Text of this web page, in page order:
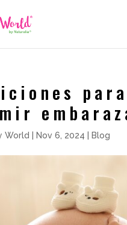
para
World Nov 6, 2024 Blog